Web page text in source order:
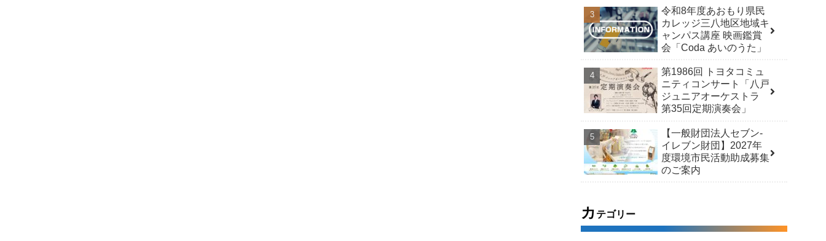
令和8年度あおもり県民
カレッジ三八地区地域キ
ャンパス講座 映画鑑賞
会「Coda あいのうた」
第1986回 トヨタコミュ
ニティコンサート「八戸
ジュニアオーケストラ
第35回定期演奏会」
【一般財団法人セブン-
イレブン財団】2027年
度環境市民活動助成募集
のご案内
カ テゴリー